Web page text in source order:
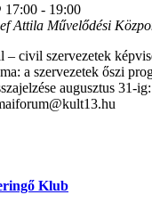
17:00 - 19:00
Attila Művelődési
– civil szervezetek
a szervezetek őszi
augusztus 31-
Klub